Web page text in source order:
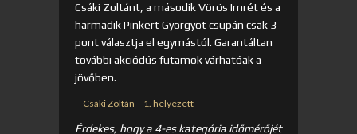
Csáki Zoltánt, a második Vörös Imrét és a
harmadik Pinkert Györgyöt csupán csak 3
pont választja el egymástól. Garantáltan
további akciódús futamok várhatóak a
jövőben.
Csáki Zoltán – 1. helyezett
Érdekes, hogy a 4-es kategória időmérőjét